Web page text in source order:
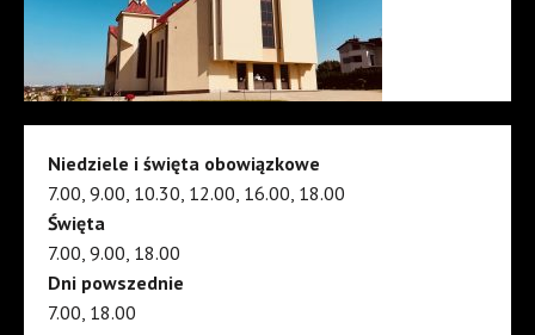
Niedziele i święta obowiązkowe
7.00, 9.00, 10.30, 12.00, 16.00, 18.00
Święta
7.00, 9.00, 18.00
Dni powszednie
7.00, 18.00